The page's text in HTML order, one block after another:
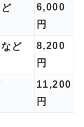
6,000
円
ど
8,200
円
11,200
円